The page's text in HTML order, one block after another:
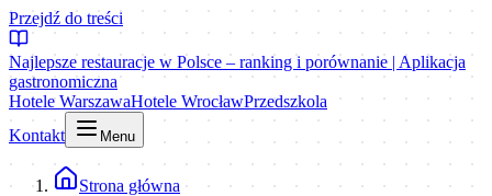
Przejdź do treści
Najlepsze restauracje w Polsce – ranking i porównanie | Aplikacja
gastronomiczna
Hotele WarszawaHotele WrocławPrzedszkola
Kontakt
Menu
Strona główna